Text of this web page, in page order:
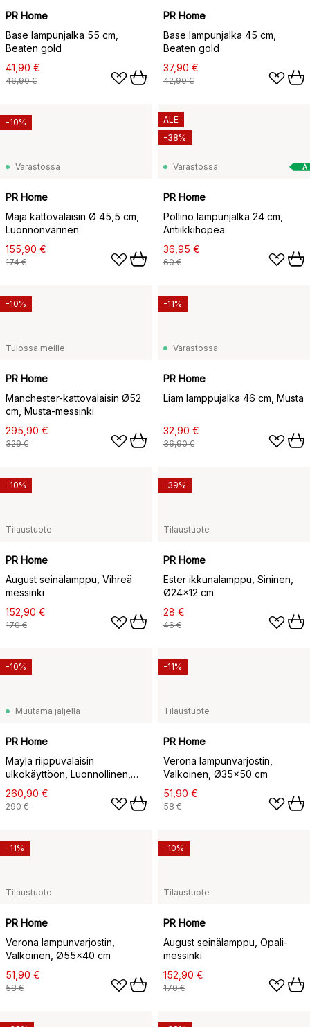
PR Home
Base lampunjalka 55 cm,
Beaten gold
41,90 €
46,90 €
PR Home
Base lampunjalka 45 cm,
Beaten gold
37,90 €
42,90 €
Varastossa
PR Home
Maja kattovalaisin Ø 45,5 cm,
Luonnonvärinen
155,90 €
174 €
-10%
A
Varastossa
PR Home
Pollino lampunjalka 24 cm,
Antiikkihopea
36,95 €
60 €
ALE
-38%
Tulossa meille
PR Home
Manchester-kattovalaisin Ø52
cm, Musta-messinki
295,90 €
329 €
-10%
Varastossa
PR Home
Liam lamppujalka 46 cm, Musta
32,90 €
36,90 €
-11%
Tilaustuote
PR Home
August seinälamppu, Vihreä
messinki
152,90 €
170 €
-10%
Tilaustuote
PR Home
Ester ikkunalamppu, Sininen,
Ø24×12 cm
28 €
46 €
-39%
Muutama jäljellä
PR Home
Mayla riippuvalaisin
ulkokäyttöön, Luonnollinen,
Ø43×24 cm
260,90 €
290 €
-10%
Tilaustuote
PR Home
Verona lampunvarjostin,
Valkoinen, Ø35×50 cm
51,90 €
58 €
-11%
Tilaustuote
PR Home
Verona lampunvarjostin,
Valkoinen, Ø55x40 cm
51,90 €
58 €
-11%
Tilaustuote
PR Home
August seinälamppu, Opali-
messinki
152,90 €
170 €
-10%